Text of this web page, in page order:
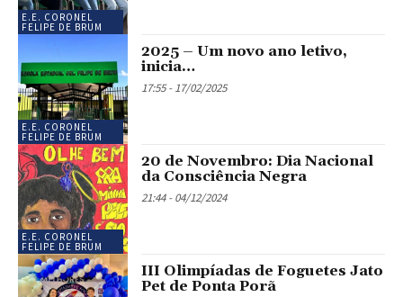
E.E. CORONEL
FELIPE DE BRUM
E.E. CORONEL
FELIPE DE BRUM
2025 – Um novo ano letivo,
inicia…
17:55 - 17/02/2025
E.E. CORONEL
FELIPE DE BRUM
20 de Novembro: Dia Nacional
da Consciência Negra
21:44 - 04/12/2024
III Olimpíadas de Foguetes Jato
Pet de Ponta Porã